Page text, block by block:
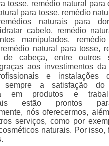
tosse, remédio natural para
para tosse, remédio
naturais para
cabelo, remédio
manipulados,
natural para tosse,
cabeça, entre outros
aos investimentos
e instalações
sempre a satisfação
em produtos e
estão prontos
nós oferecermos,
serviços, como por
naturais. Por isso,